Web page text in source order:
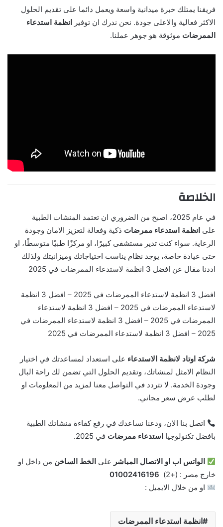
فريقنا يمتلك خبرة ميدانية واسعة ويعمل دائما على تقديم الحلول
الاكثر فعالية والاعلى جودة. نحن ندرك ان توفير انظمة استدعاء
الممرضات موثوقة هو جوهر عملنا.
الخلاصة
في عام 2025، اصبح من الضروري ان تعتمد المنشات الطبية
على انظمة استدعاء ممرضات ذكية وفعالة لتعزيز الامان وجودة
الرعاية. سواء كنت تدير مستشفى كبيرًا، او مركزًا طبيًا متوسطًا، او
حتى عيادة خاصة، يوجد نظام يناسب احتياجاتك وميزانيتك ولذلك
اددنا مقال عن افضل 3 انظمة لاستدعاء الممرضات في 2025
افضل 3 انظمة لاستدعاء الممرضات في 2025 – افضل 3 انظمة
لاستدعاء الممرضات في 2025 – افضل 3 انظمة لاستدعاء
الممرضات في 2025 – افضل 3 انظمة لاستدعاء الممرضات في
2025 – افضل 3 انظمة لاستدعاء الممرضات في 2025
شركة اوتاد لانظمة الاستدعاء على استعداد لمساعدتك في اختيار
النظام الامثل لمنشاتك، وتقديم الحلول التي تضمن لك راحة البال
وجودة الخدمة. لا تتردد في التواصل معنا لمزيد من المعلومات او
لطلب عرض سعر مجاني.
اتصل بنا الان، ودعنا نساعدك في رفع كفاءة منشاتك الطبية
بافضل تكنولوجيا استدعاء ممرضات في 2025.
الواتس اب او الاتصال المباشر على الخط الساخن من داخل او
خارج مصر : (+2)
او من خلال الايميل :
انظمة استدعاء الممرضات